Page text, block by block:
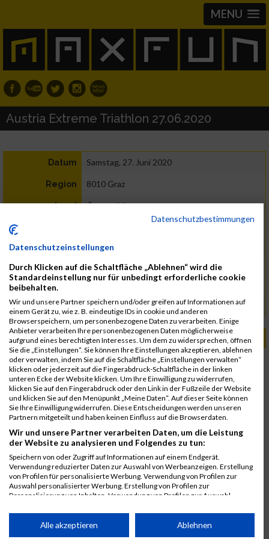
MENU
Austria Extreme Triathlon 27.06.2020
Datum Samstag, 27. Juni 2020
Region 8010 Graz
Land Österreich
Triathlon
Kontakt
© Austria eXtreme Triathlon
office@autxtri.com
URL www.austria-extreme.at
PASSENDE VERANSTALTUNGEN
20. Juni 2026
Austria eXtreme Triathlon
21. Juni 2025
Austria eXtreme Triathlon
22. Juni 2024
Austria eXtreme Triathlon
Austria Extreme Triathlon
23. Juni 2018
Austria Extreme Triathlon
Austria Extreme Triathlon
Datenschutzbestimmungen
Datenschutzeinstellungen
Durch Klicken auf die Schaltfläche „Ablehnen“ wird die
Standardeinstellung nur für unbedingt erforderliche cookie
beibehalten.
Wir und unsere Partner speichern und/oder greifen auf Informationen auf
einem Gerät zu, wie z. B. eindeutige IDs in cookie und anderen
Browserspeichern, um personenbezogene Daten zu verarbeiten. Einige
Anbieter verarbeiten Ihre personenbezogenen Daten möglicherweise
aufgrund eines berechtigten Interesses. Um dem zu widersprechen, öffnen
Sie die „Einstellungen“. Sie können Ihre Einstellungen akzeptieren, ablehnen
oder verwalten, indem Sie auf die Schaltfläche „Einstellungen verwalten“
klicken oder jederzeit auf die Fingerabdruck-Schaltfläche in der linken
unteren Ecke der Website klicken. Um Ihre Einwilligung zu widerrufen,
klicken Sie auf den Fingerabdruck oder den Link in der Fußzeile der Website
und klicken Sie auf den Menüpunkt „Meine Daten“. Auf dieser Seite können
Sie Ihre Einwilligung widerrufen. Diese Entscheidungen werden unseren
Partnern mitgeteilt und haben keinen Einfluss auf die Browserdaten.
Wir und unsere Partner verarbeiten Daten, um die Leistung
der Website zu analysieren und Folgendes zu tun:
Speichern von oder Zugriff auf Informationen auf einem Endgerät.
Verwendung reduzierter Daten zur Auswahl von Werbeanzeigen. Erstellung
von Profilen für personalisierte Werbung. Verwendung von Profilen zur
Auswahl personalisierter Werbung. Erstellung von Profilen zur
Personalisierung von Inhalten. Verwendung von Profilen zur Auswahl
Performance von Inhalten. Analyse von Zielgruppen durch Statistiken oder
Kombinationen von Daten aus verschiedenen Quellen. Entwicklung und
Alle akzeptieren Ablehnen